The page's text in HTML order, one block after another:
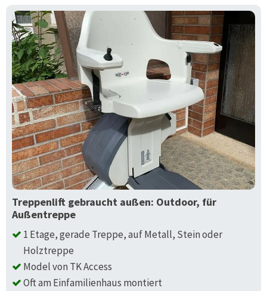
Treppenlift gebraucht außen: Outdoor, für
Außentreppe
1 Etage, gerade Treppe, auf Metall, Stein oder
Holztreppe
Model von TK Access
Oft am Einfamilienhaus montiert